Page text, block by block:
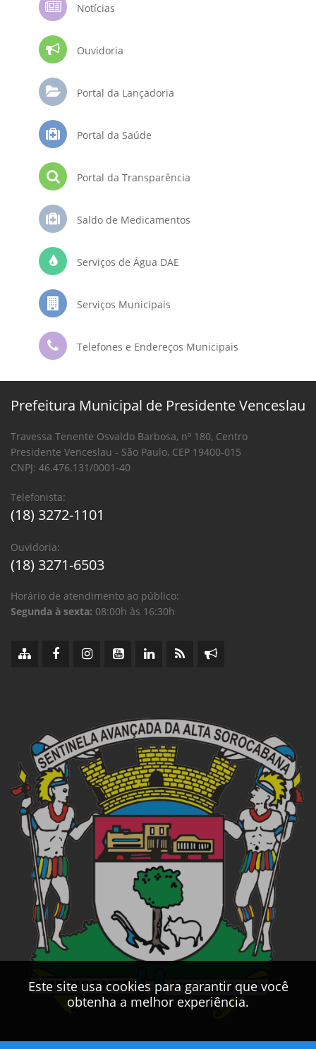
Notícias
Ouvidoria
Portal da Lançadoria
Portal da Saúde
Portal da Transparência
Saldo de Medicamentos
Serviços de Água DAE
Serviços Municipais
Telefones e Endereços Municipais
Este site usa cookies para garantir que você
obtenha a melhor experiência.
Prefeitura Municipal de Presidente Venceslau
Travessa Tenente Osvaldo Barbosa, nº 180, Centro
Presidente Venceslau - São Paulo, CEP 19400-015
CNPJ: 46.476.131/0001-40
Telefonista:
(18) 3272-1101
Ouvidoria:
(18) 3271-6503
Horário de atendimento ao público:
Segunda à sexta: 08:00h às 16:30h